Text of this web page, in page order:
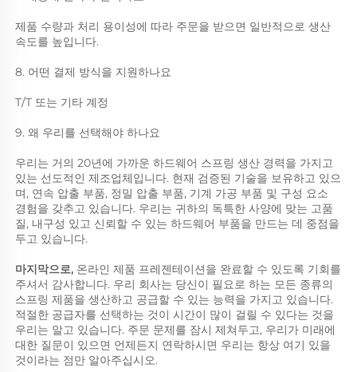
제품 수량과 처리 용이성에 따라 주문을 받으면 일반적으로 생산
속도를 높입니다.
8. 어떤 결제 방식을 지원하나요
T/T 또는 기타 계정
9. 왜 우리를 선택해야 하나요
우리는 거의 20년에 가까운 하드웨어 스프링 생산 경력을 가지고
있는 선도적인 제조업체입니다. 현재 검증된 기술을 보유하고 있으
며, 연속 압출 부품, 정밀 압출 부품, 기계 가공 부품 및 구성 요소
경험을 갖추고 있습니다. 우리는 귀하의 독특한 사양에 맞는 고품
질, 내구성 있고 신뢰할 수 있는 하드웨어 부품을 만드는 데 중점을
두고 있습니다.
마지막으로, 온라인 제품 프레젠테이션을 완료할 수 있도록 기회를
주셔서 감사합니다. 우리 회사는 당신이 필요로 하는 모든 종류의
스프링 제품을 생산하고 공급할 수 있는 능력을 가지고 있습니다.
적절한 공급자를 선택하는 것이 시간이 많이 걸릴 수 있다는 것을
우리는 알고 있습니다. 주문 문제를 잠시 제쳐두고, 우리가 미래에
대한 질문이 있으면 언제든지 연락하시면 우리는 항상 여기 있을
것이라는 점만 알아주십시오.